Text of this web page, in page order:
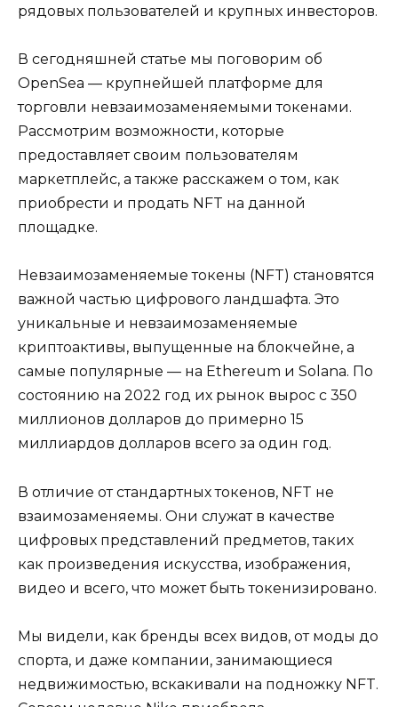
рядовых пользователей и крупных инвесторов.
В сегодняшней статье мы поговорим об
OpenSea — крупнейшей платформе для
торговли невзаимозаменяемыми токенами.
Рассмотрим возможности, которые
предоставляет своим пользователям
маркетплейс, а также расскажем о том, как
приобрести и продать NFT на данной
площадке.
Невзаимозаменяемые токены (NFT) становятся
важной частью цифрового ландшафта. Это
уникальные и невзаимозаменяемые
криптоактивы, выпущенные на блокчейне, а
самые популярные — на Ethereum и Solana. По
состоянию на 2022 год их рынок вырос с 350
миллионов долларов до примерно 15
миллиардов долларов всего за один год.
В отличие от стандартных токенов, NFT не
взаимозаменяемы. Они служат в качестве
цифровых представлений предметов, таких
как произведения искусства, изображения,
видео и всего, что может быть токенизировано.
Мы видели, как бренды всех видов, от моды до
спорта, и даже компании, занимающиеся
недвижимостью, вскакивали на подножку NFT.